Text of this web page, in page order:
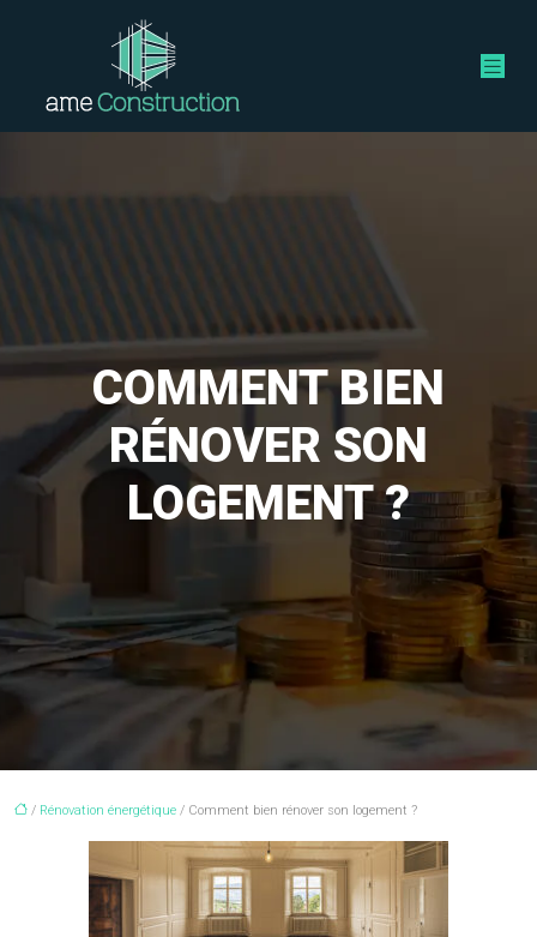
COMMENT BIEN
RÉNOVER SON
LOGEMENT ?
/ Rénovation énergétique / Comment bien rénover son logement ?